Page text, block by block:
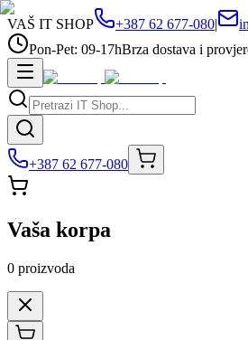
VAŠ IT SHOP +387 62 677-080|
Pon-Pet: 09-17hBrza dostava i
+387 62 677-080
Vaša korpa
0 proizvoda